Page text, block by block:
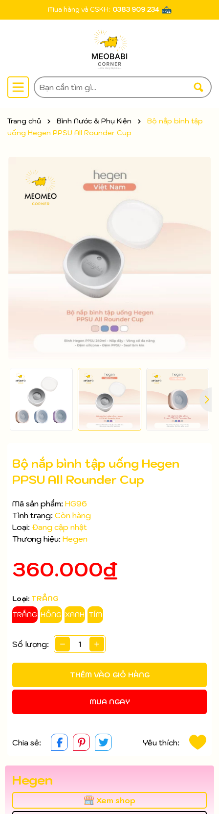
Mua hàng và CSKH: 0383 909 234
Trang chủ Bình Nước & Phụ Kiện
Bộ nắp bình tập
uống Hegen PPSU All Rounder Cup
Bộ nắp bình tập uống Hegen
PPSU All Rounder Cup
Mã sản phẩm: HG96
Tình trạng: Còn hàng
Loại: Đang cập nhật
Thương hiệu: Hegen
360.000₫
Loại: TRẮNG
TRẮNG HỒNG XANH TÍM
Số lượng:
THÊM VÀO GIỎ HÀNG
MUA NGAY
Mã giảm giá:
Ngày hết hạn:
Điều kiện:
Chia sẻ: Yêu thích:
Hegen
Xem shop